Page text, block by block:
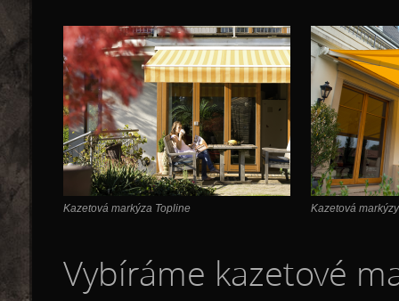
Kazetová markýza Topline Kazetová
Vybíráme kazetové